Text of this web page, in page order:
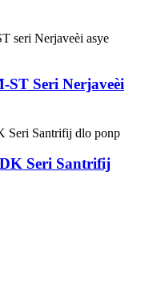
ST Seri Nerjaveèi
Seri Santrifij